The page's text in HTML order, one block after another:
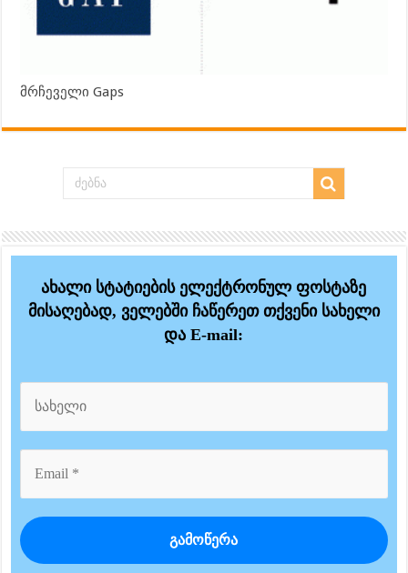
მრჩეველი Gaps
ახალი სტატიების ელექტრონულ ფოსტაზე
მისაღებად, ველებში ჩაწერეთ თქვენი სახელი
და E-mail: